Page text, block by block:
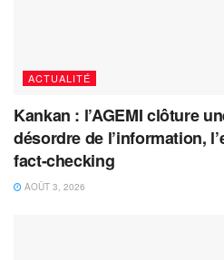
ACTUALITÉ
Kankan : l’AGEMI clôture
désordre de l’information,
fact-checking
AOÛT 3, 2026